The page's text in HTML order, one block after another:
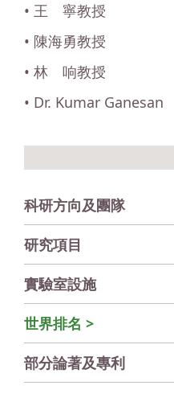
• 王 寧教授
• 陳海勇教授
• 林 响教授
• Dr. Kumar Ganesan
科研方向及團隊
研究項目
實驗室設施
世界排名
部分論著及專利